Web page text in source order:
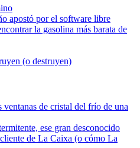
apostó por el software libre
la gasolina más barata de
(o destruyen)
ventanas de cristal del frío de una
ese gran desconocido
de La Caixa (o cómo La